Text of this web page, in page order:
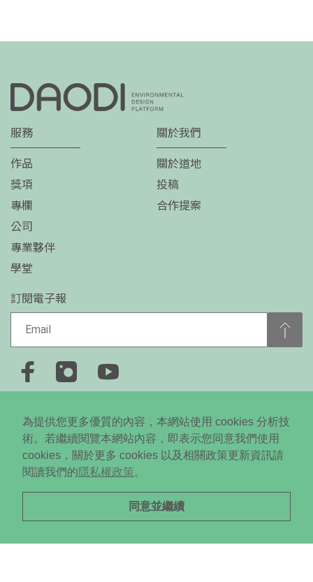
為提供您更多優質的內容，本網站使用 cookies 分析技
術。若繼續閱覽本網站內容，即表示您同意我們使用
cookies，關於更多 cookies 以及相關政策更新資訊請
閱讀我們的隱私權政策。
同意並繼續
服務
作品
獎項
專欄
公司
專業夥伴
學堂
關於我們
關於道地
投稿
合作提案
訂閱電子報
台北市大安區忠孝東路四段310號5樓
Copyright © 2024 Daodi New Media All RightsReserved. ©
未經授權．不得轉載